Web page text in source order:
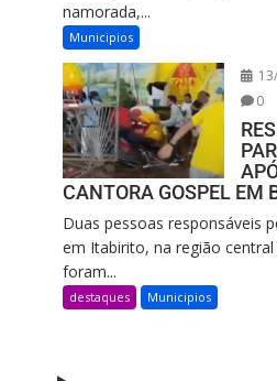
namorada,...
Municipios
0
CANTORA GOSPEL EM
Duas pessoas responsáveis
em Itabirito, na região central
foram...
destaques Municipios